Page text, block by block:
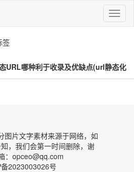
切
换
签
URL哪种利于收录及优缺点(url静态化
图片文字素材来源于网络，如
，我们会第一时间删除，谢
：opceo@qq.com
2023003026号